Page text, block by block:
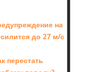
на
до 27 м/с
перестать